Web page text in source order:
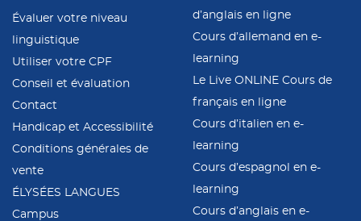
Évaluer votre niveau
linguistique
Utiliser votre CPF
Conseil et évaluation
Contact
Handicap et Accessibilité
Conditions générales de
vente
ÉLYSÉES LANGUES
Campus
d’anglais en ligne
Cours d’allemand en e-
learning
Le Live ONLINE Cours de
français en ligne
Cours d’italien en e-
learning
Cours d’espagnol en e-
learning
Cours d’anglais en e-